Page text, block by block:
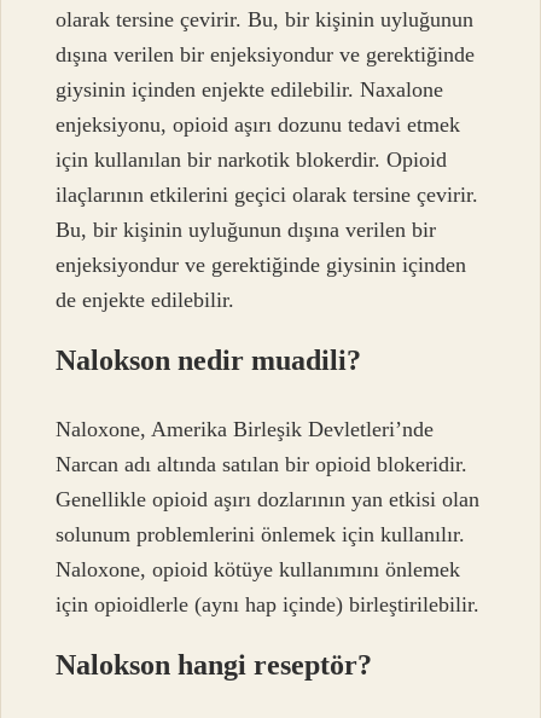
olarak tersine çevirir. Bu, bir kişinin uyluğunun
dışına verilen bir enjeksiyondur ve gerektiğinde
giysinin içinden enjekte edilebilir. Naxalone
enjeksiyonu, opioid aşırı dozunu tedavi etmek
için kullanılan bir narkotik blokerdir. Opioid
ilaçlarının etkilerini geçici olarak tersine çevirir.
Bu, bir kişinin uyluğunun dışına verilen bir
enjeksiyondur ve gerektiğinde giysinin içinden
de enjekte edilebilir.
Nalokson nedir muadili?
Naloxone, Amerika Birleşik Devletleri’nde
Narcan adı altında satılan bir opioid blokeridir.
Genellikle opioid aşırı dozlarının yan etkisi olan
solunum problemlerini önlemek için kullanılır.
Naloxone, opioid kötüye kullanımını önlemek
için opioidlerle (aynı hap içinde) birleştirilebilir.
Nalokson hangi reseptör?